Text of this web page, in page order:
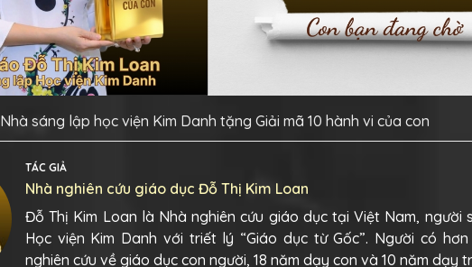
Nhà sáng lập học viện Kim Danh tặng Giải mã 10 hành vi của con
TÁC GIẢ
Nhà nghiên cứu giáo dục Đỗ Thị Kim Loan
Đỗ Thị Kim Loan là Nhà nghiên cứu giáo dục tại Việt Nam, người
Học viện Kim Danh với triết lý “Giáo dục từ Gốc”. Người có
nghiên cứu về giáo dục con người, 18 năm dạy con và 10 năm dạy